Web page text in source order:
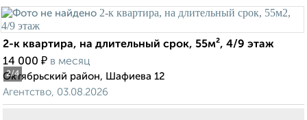
2/4
2-к квартира, на длительный срок, 55м², 4/9 этаж
14 000 ₽ в месяц
Октябрьский район, Шафиева 12
Агентство, 03.08.2026